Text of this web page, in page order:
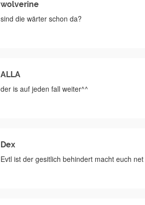
wolverine
sind die wärter schon da?
ALLA
der is auf jeden fall weiter^^
Dex
Evtl ist der gesitlich behindert macht euch